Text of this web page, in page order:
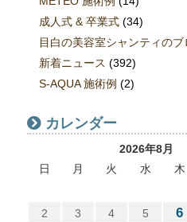
成人式 & 卒業式 (34)
目白の美容室シャンティのブ
新着ニュース (392)
S-AQUA 施術例 (2)
カレンダー
2026年8月
日
月 火 水 木
2
3 4 5 6